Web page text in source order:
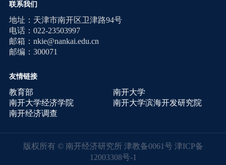
联系我们
地址：天津市南开区卫津路94号
电话：022-23503997
邮箱：nkie@nankai.edu.cn
邮编：300071
友情链接
教育部
南开大学
南开大学经济学院
南开大学滨海开发研究院
南开经济调查
版权所有 © 南开经济研究所 津教备0061号 津ICP备
12003308号-1